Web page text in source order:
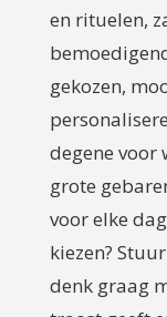
en rituelen,
gekozen,
degene voor
grote
voor elke
kiezen?
denk graag